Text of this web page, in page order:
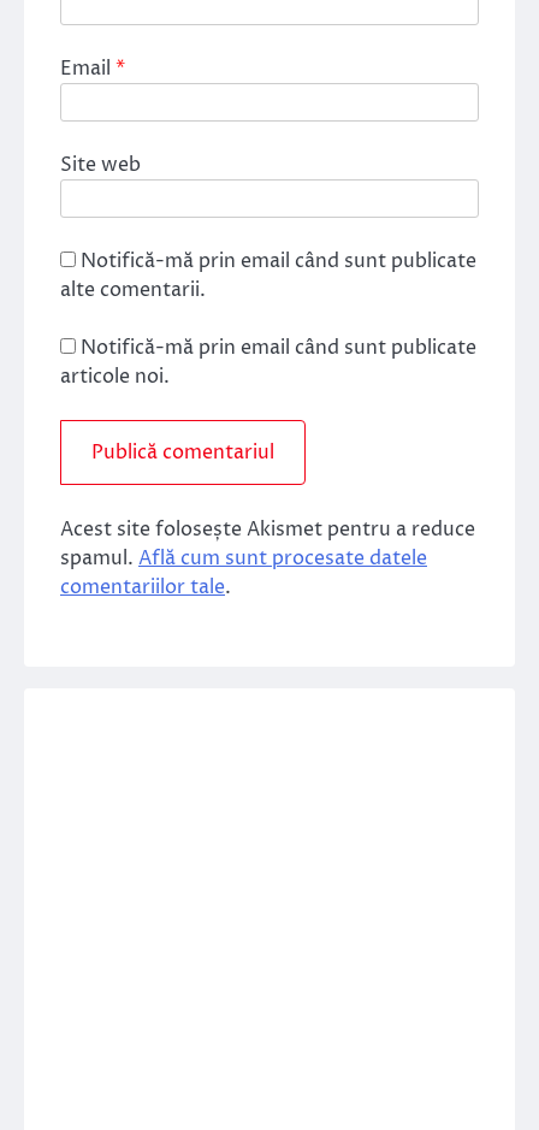
Email *
Site web
Notifică-mă prin email când sunt publicate
alte comentarii.
Notifică-mă prin email când sunt publicate
articole noi.
Acest site folosește Akismet pentru a reduce
spamul. Află cum sunt procesate datele
comentariilor tale.